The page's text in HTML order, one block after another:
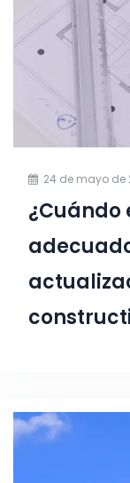
24 de mayo de
¿Cuándo